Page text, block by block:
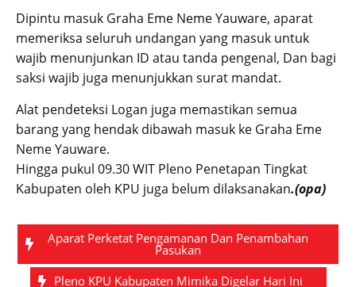
Dipintu masuk Graha Eme Neme Yauware, aparat
memeriksa seluruh undangan yang masuk untuk
wajib menunjunkan ID atau tanda pengenal, Dan bagi
saksi wajib juga menunjukkan surat mandat.
Alat pendeteksi Logan juga memastikan semua
barang yang hendak dibawah masuk ke Graha Eme
Neme Yauware.
Hingga pukul 09.30 WIT Pleno Penetapan Tingkat
Kabupaten oleh KPU juga belum dilaksanakan.(opa)
Aparat Perketat Pengamanan Dan Penambahan
Pasukan
Pleno KPU Kabupaten Mimika Digelar Hari Ini